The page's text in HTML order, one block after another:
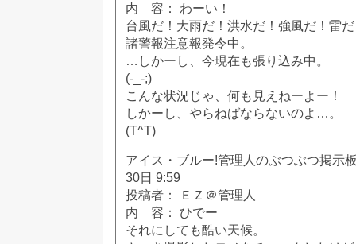
内 容： わーい！
台風だ！大雨だ！洪水だ！強風だ！雷
諸警報注意報発令中。
…しかーし、今現在も張り込み中。
(-_-;)
こんな状況じゃ、何も見えねーよー！
しかーし、やらねばならないのよ…。
(T^T)
アイス・ブルー!管理人のぶつぶつ掲示
30日 9:59
投稿者： ＥＺ＠管理人
内 容： ひでー
それにしても酷い天候。